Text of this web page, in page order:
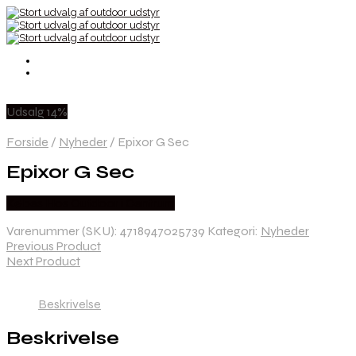
Udsalg 14%
Forside / Nyheder / Epixor G Sec
Epixor G Sec
Varenummer (SKU): 4718947025739 Kategori: Nyheder
Previous Product
Next Product
Beskrivelse
Beskrivelse